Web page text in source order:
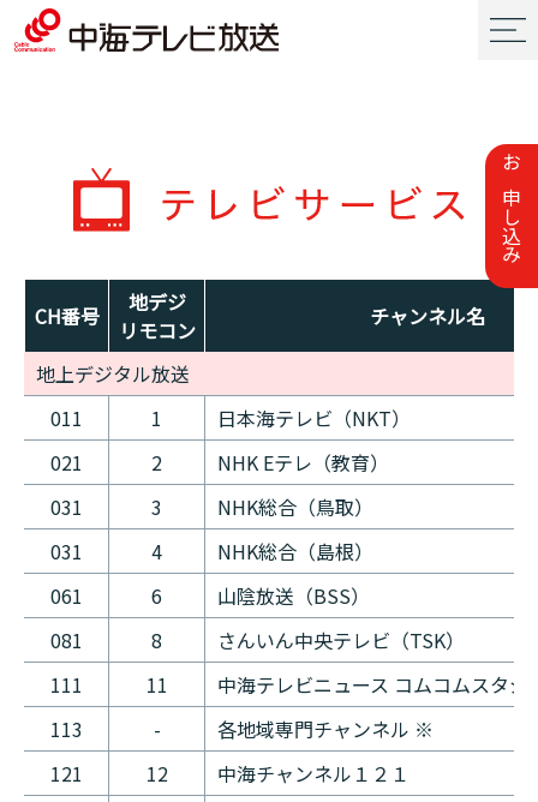
お申し込み
CH番号
地デジ
リモコン
チャンネル名
地上デジタル放送
011
1
日本海テレビ（NKT）
021
2
NHK Eテレ（教育）
031
3
NHK総合（鳥取）
031
4
NHK総合（島根）
061
6
山陰放送（BSS）
081
8
さんいん中央テレビ（TSK）
111
11
中海テレビニュース コムコムスタジ
113
-
各地域専門チャンネル ※
121
12
中海チャンネル１２１